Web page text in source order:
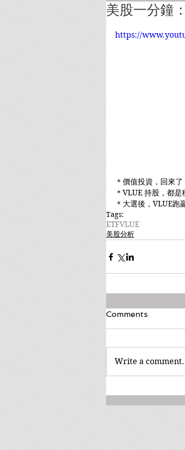
美股一分鐘
https://
＊價值投資，回來了
＊VLUE 持股，都是
＊大選後，VLUE跑
Tags:
ETFVLUE
美股分析
Comments
Write a